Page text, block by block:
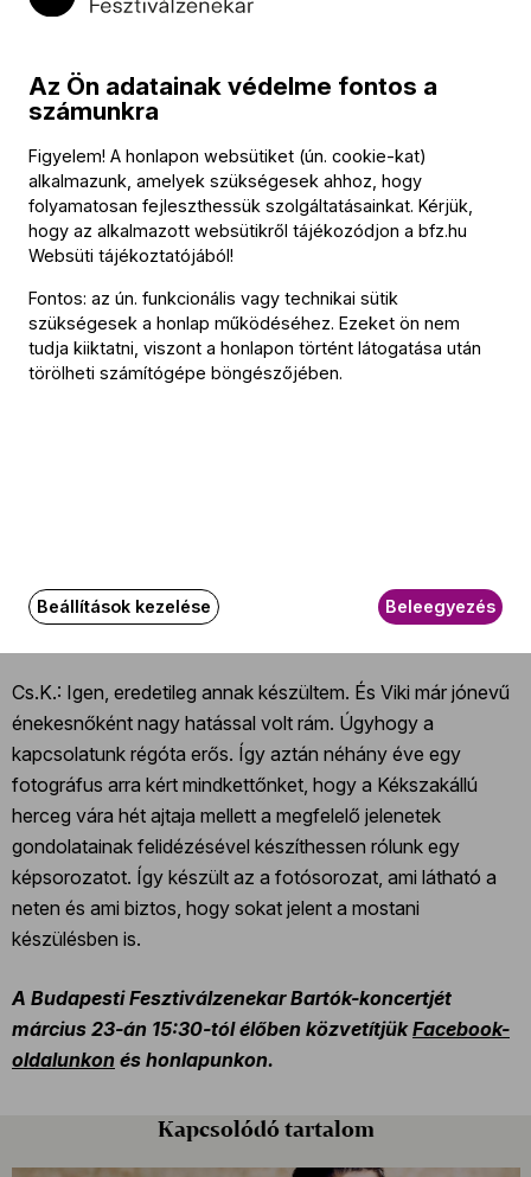
Cs.K.: Ezt egy angol lapban írták és valószínűleg igazuk
másként énekelem a Kékszakállút. Tudatosan nem szoktam
előre elhatározni, hogy milyen herceg leszek. Miközben
persze az ellentmondás, ami ebben a kritikus mondatban is
benne van, nagyon is jellemzi Bartók egyfelvonásosát és
az az előadó dolga, hogy ezt megjelenítse.
Vizin Viktóriával már lépett fel közös darabban, de
Kékszakállút még nem énekeltek együtt. Viszont van
egy érdekes képsorozat, amelyben a bartóki két
szerepet jelenítik meg. Mintha a most rövidesen
bemutatandó fellépésre készülnének. Ez hogy
Fizikus akart lenni, jól tudom?
Cs.K.: Igen, eredetileg annak készültem. És Viki már jónevű
énekesnőként nagy hatással volt rám. Úgyhogy a
kapcsolatunk régóta erős. Így aztán néhány éve egy
fotográfus arra kért mindkettőnket, hogy a Kékszakállú
herceg vára hét ajtaja mellett a megfelelő jelenetek
gondolatainak felidézésével készíthessen rólunk egy
képsorozatot. Így készült az a fotósorozat, ami látható a
neten és ami biztos, hogy sokat jelent a mostani
készülésben is.
A Budapesti Fesztiválzenekar Bartók-koncertjét
március 23-án 15:30-tól élőben közvetítjük Facebook-
oldalunkon és honlapunkon.
Kapcsolódó tartalom
Az Ön adatainak védelme fontos a
számunkra
Figyelem! A honlapon websütiket (ún. cookie-kat)
alkalmazunk, amelyek szükségesek ahhoz, hogy
folyamatosan fejleszthessük szolgáltatásainkat. Kérjük,
hogy az alkalmazott websütikről tájékozódjon a bfz.hu
Websüti tájékoztatójából!
Fontos: az ún. funkcionális vagy technikai sütik
szükségesek a honlap működéséhez. Ezeket ön nem
tudja kiiktatni, viszont a honlapon történt látogatása után
törölheti számítógépe böngészőjében.
Beállítások kezelése Beleegyezés